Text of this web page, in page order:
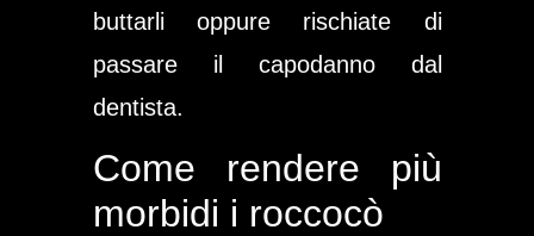
buttarli oppure rischiate di
passare il capodanno dal
dentista.
Come rendere più
morbidi i roccocò